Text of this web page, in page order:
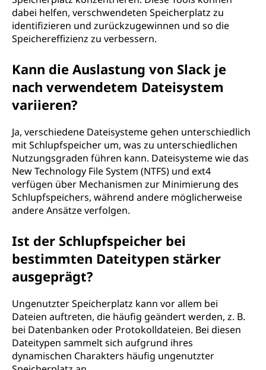
dabei helfen, verschwendeten Speicherplatz zu
identifizieren und zurückzugewinnen und so die
Speichereffizienz zu verbessern.
Kann die Auslastung von Slack je
nach verwendetem Dateisystem
variieren?
Ja, verschiedene Dateisysteme gehen unterschiedlich
mit Schlupfspeicher um, was zu unterschiedlichen
Nutzungsgraden führen kann. Dateisysteme wie das
New Technology File System (NTFS) und ext4
verfügen über Mechanismen zur Minimierung des
Schlupfspeichers, während andere möglicherweise
andere Ansätze verfolgen.
Ist der Schlupfspeicher bei
bestimmten Dateitypen stärker
ausgeprägt?
Ungenutzter Speicherplatz kann vor allem bei
Dateien auftreten, die häufig geändert werden, z. B.
bei Datenbanken oder Protokolldateien. Bei diesen
Dateitypen sammelt sich aufgrund ihres
dynamischen Charakters häufig ungenutzter